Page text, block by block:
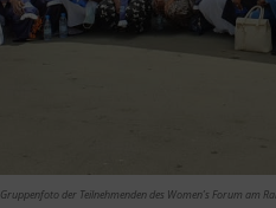
Gruppenfoto der Teilnehmenden des Women’s Forum am